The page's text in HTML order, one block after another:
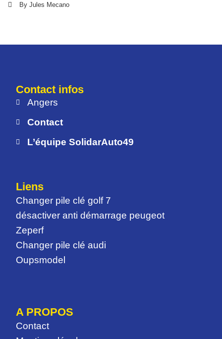
By Jules Mecano
Contact infos
Angers
Contact
L’équipe SolidarAuto49
Liens
Changer pile clé golf 7
désactiver anti démarrage peugeot
Zeperf
Changer pile clé audi
Oupsmodel
A PROPOS
Contact